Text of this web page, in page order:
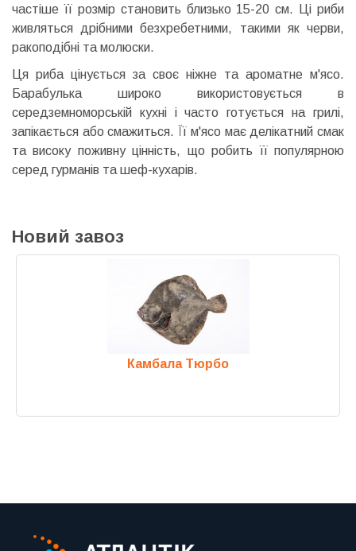
частіше її розмір становить близько 15-20 см. Ці риби
живляться дрібними безхребетними, такими як черви,
ракоподібні та молюски.
Ця риба цінується за своє ніжне та ароматне м'ясо.
Барабулька широко використовується в
середземноморській кухні і часто готується на грилі,
запікається або смажиться. Її м'ясо має делікатний смак
та високу поживну цінність, що робить її популярною
серед гурманів та шеф-кухарів.
Новий завоз
Камбала Тюрбо